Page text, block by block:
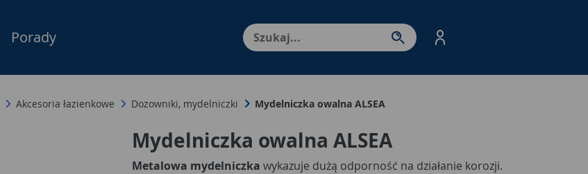
Menu Produktów, nawigacja: Enter - przejdź do strony produktów. Spacja – otwórz/
Porady
Akcesoria łazienkowe Dozowniki, mydelniczki Mydelniczka owalna ALSEA
Mydelniczka owalna ALSEA
Metalowa mydelniczka wykazuje dużą odporność na działanie korozji.